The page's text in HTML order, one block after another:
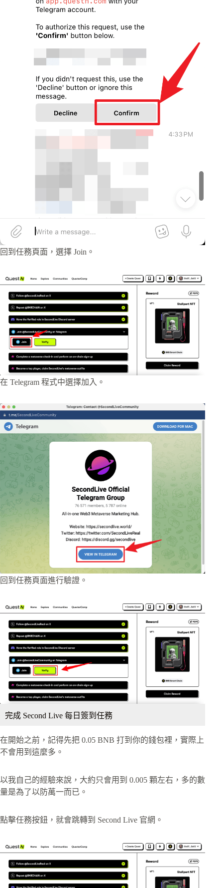
回到任務頁面，選擇 Join。
在 Telegram 程式中選擇加入。
回到任務頁面進行驗證。
完成 Second Live 每日簽到任務
在開始之前，記得先把 0.05 BNB 打到你的錢包裡，實際上
不會用到這麼多。
以我自己的經驗來說，大約只會用到 0.005 顆左右，多的數
量是為了以防萬一而已。
點擊任務按鈕，就會跳轉到 Second Live 官網。